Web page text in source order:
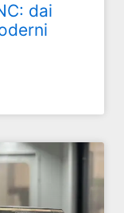
dai